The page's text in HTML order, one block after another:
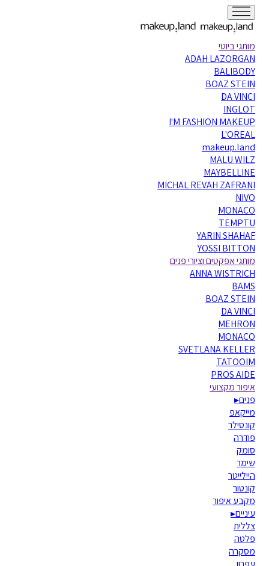
מותגי ביוטי
ADAH LAZORGAN
BALIBODY
BOAZ STEIN
DA VINCI
INGLOT
I'M FASHION MAKEUP
L'OREAL
makeup.land
MALU WILZ
MAYBELLINE
MICHAL REVAH ZAFRANI
NIVO
MONACO
TEMPTU
YARIN SHAHAF
YOSSI BITTON
מותגי אפקטים וציורי פנים
ANNA WISTRICH
BAMS
BOAZ STEIN
DA VINCI
MEHRON
MONACO
SVETLANA KELLER
TATOOIM
PROS AIDE
איפור מקצועי
פנים▸
מייקאפ
קונסילר
פודרה
סומק
שימר
היילייטר
קונטור
מקבע איפור
עיניים▸
צללית
פלטה
מסקרה